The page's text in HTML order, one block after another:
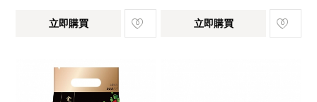
立即購買 立即購買